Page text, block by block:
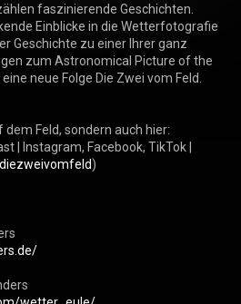
faszinierende Geschichten.
Einblicke in die Wetterfotografie
Geschichte zu einer Ihrer ganz
zum Astronomical Picture of the
neue Folge Die Zwei vom Feld.
dem Feld, sondern auch hier:
| Instagram, Facebook, TikTok |
)